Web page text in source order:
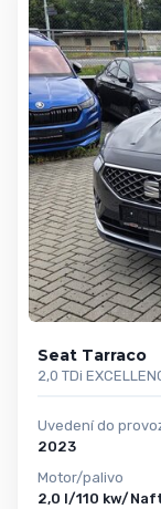
Seat Tarraco
2,0 TDi
Uvedení do
2023
Motor/palivo
2,0 l/110 kw/